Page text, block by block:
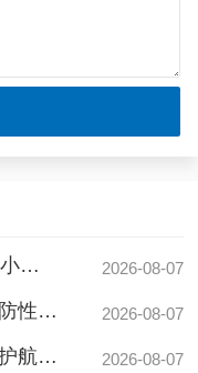
海珠工厂变压器预防性测验，24小时生产不断电的守护神 2026-08-07
海珠医院配电房守护者：高压预防性试验如何规避呼吸机停摆风险 2026-08-07
大型工厂电房检测，预防性试验护航24h连续生产 2026-08-07